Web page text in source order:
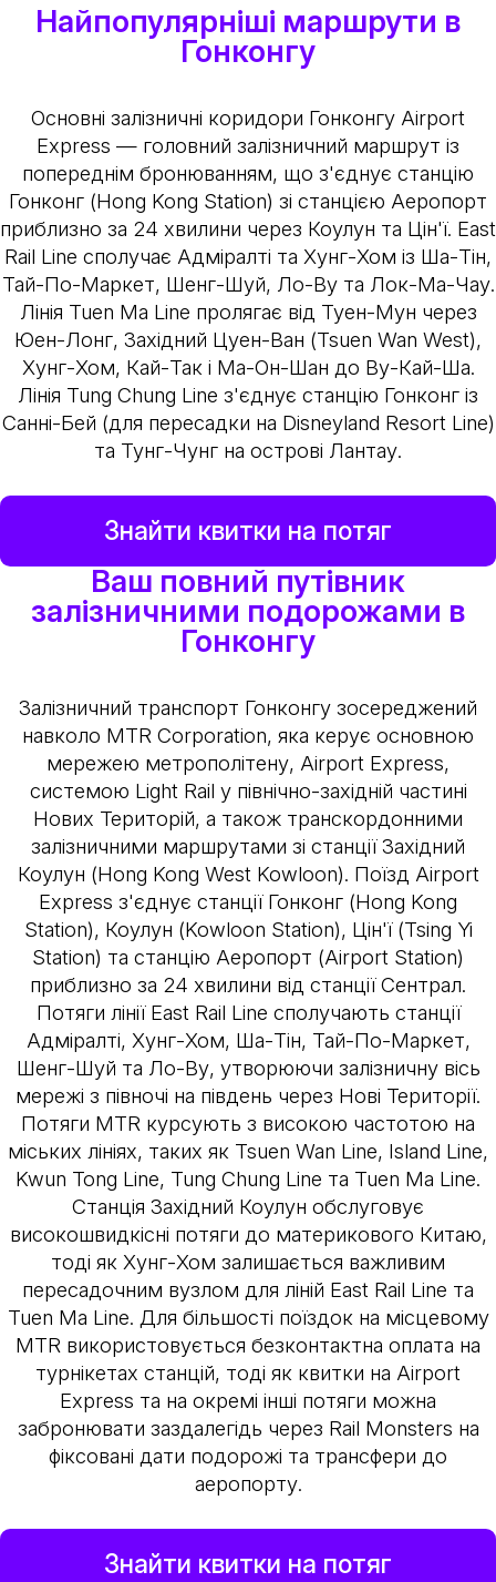
Найпопулярніші маршрути в
Гонконгу
Основні залізничні коридори Гонконгу Airport
Express — головний залізничний маршрут із
попереднім бронюванням, що з'єднує станцію
Гонконг (Hong Kong Station) зі станцією Аеропорт
приблизно за 24 хвилини через Коулун та Цін'ї. East
Rail Line сполучає Адміралті та Хунг-Хом із Ша-Тін,
Тай-По-Маркет, Шенг-Шуй, Ло-Ву та Лок-Ма-Чау.
Лінія Tuen Ma Line пролягає від Туен-Мун через
Юен-Лонг, Західний Цуен-Ван (Tsuen Wan West),
Хунг-Хом, Кай-Так і Ма-Он-Шан до Ву-Кай-Ша.
Лінія Tung Chung Line з'єднує станцію Гонконг із
Санні-Бей (для пересадки на Disneyland Resort Line)
та Тунг-Чунг на острові Лантау.
Знайти квитки на потяг
Ваш повний путівник
залізничними подорожами в
Гонконгу
Залізничний транспорт Гонконгу зосереджений
навколо MTR Corporation, яка керує основною
мережею метрополітену, Airport Express,
системою Light Rail у північно-західній частині
Нових Територій, а також транскордонними
залізничними маршрутами зі станції Західний
Коулун (Hong Kong West Kowloon). Поїзд Airport
Express з'єднує станції Гонконг (Hong Kong
Station), Коулун (Kowloon Station), Цін'ї (Tsing Yi
Station) та станцію Аеропорт (Airport Station)
приблизно за 24 хвилини від станції Сентрал.
Потяги лінії East Rail Line сполучають станції
Адміралті, Хунг-Хом, Ша-Тін, Тай-По-Маркет,
Шенг-Шуй та Ло-Ву, утворюючи залізничну вісь
мережі з півночі на південь через Нові Території.
Потяги MTR курсують з високою частотою на
міських лініях, таких як Tsuen Wan Line, Island Line,
Kwun Tong Line, Tung Chung Line та Tuen Ma Line.
Станція Західний Коулун обслуговує
високошвидкісні потяги до материкового Китаю,
тоді як Хунг-Хом залишається важливим
пересадочним вузлом для ліній East Rail Line та
Tuen Ma Line. Для більшості поїздок на місцевому
MTR використовується безконтактна оплата на
турнікетах станцій, тоді як квитки на Airport
Express та на окремі інші потяги можна
забронювати заздалегідь через Rail Monsters на
фіксовані дати подорожі та трансфери до
аеропорту.
Знайти квитки на потяг